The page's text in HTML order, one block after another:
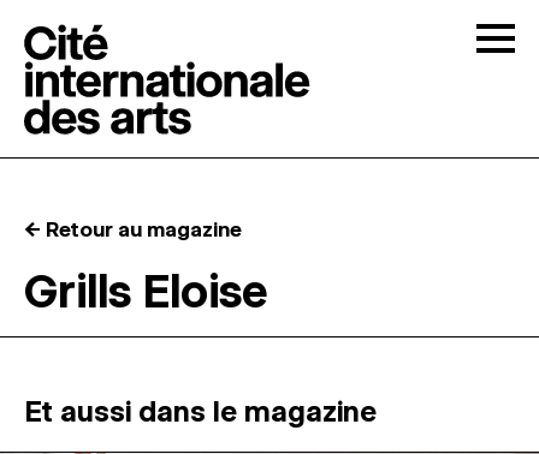
RÉSIDENCES ↓
ATELIERS OUVERTS
← Retour au magazine
Grills Eloise
Et aussi dans le magazine